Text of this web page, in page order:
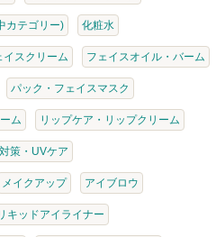
カテゴリー) 化粧水
イスクリーム フェイスオイル・バーム
パック・フェイスマスク
ム リップケア・リップクリーム
策・UVケア
メイクアップ アイブロウ
キッドアイライナー